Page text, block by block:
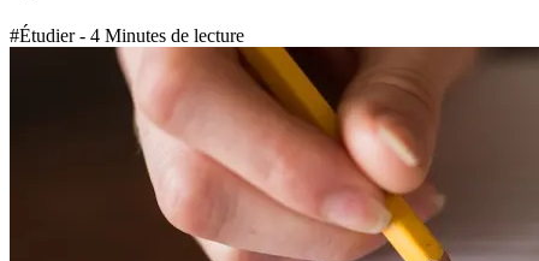
#Étudier - 4 Minutes de lecture